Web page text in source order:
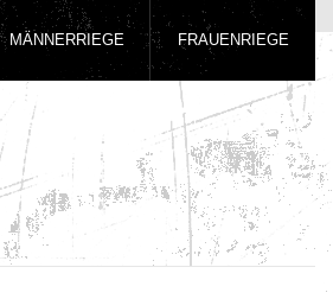
MÄNNERRIEGE FRAUENRIEGE